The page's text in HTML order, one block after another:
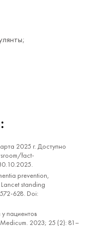
2025 г. Доступно
fact-
prevention,
standing
628. Doi:
пациентов
2023; 25 (2): 81–